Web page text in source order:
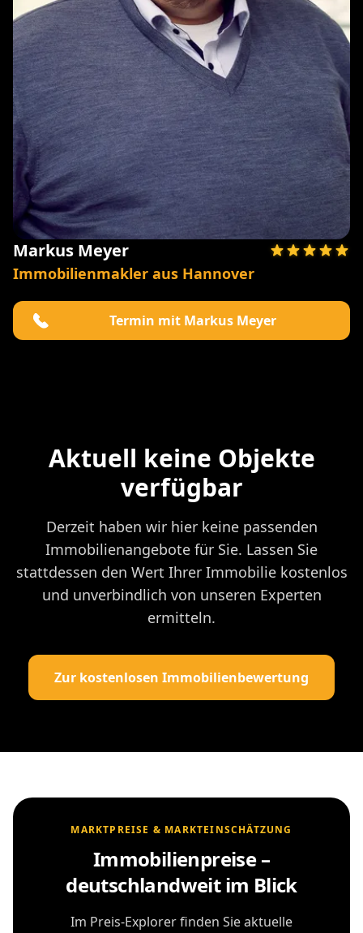
Markus Meyer
Immobilienmakler aus Hannover
Termin mit Markus Meyer
Aktuell keine Objekte
verfügbar
Derzeit haben wir hier keine passenden
Immobilienangebote für Sie. Lassen Sie
stattdessen den Wert Ihrer Immobilie kostenlos
und unverbindlich von unseren Experten
ermitteln.
Zur kostenlosen Immobilienbewertung
MARKTPREISE & MARKTEINSCHÄTZUNG
Immobilienpreise –
deutschlandweit im Blick
Im Preis-Explorer finden Sie aktuelle